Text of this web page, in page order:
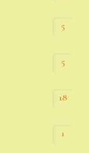
5
5
18
1